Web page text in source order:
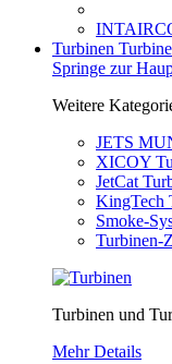
Turbinen
Springe zur
Weitere
JETS
XICOY
JetCat
KingTech
Smoke-
Turbinen-
Turbinen und
Mehr Details